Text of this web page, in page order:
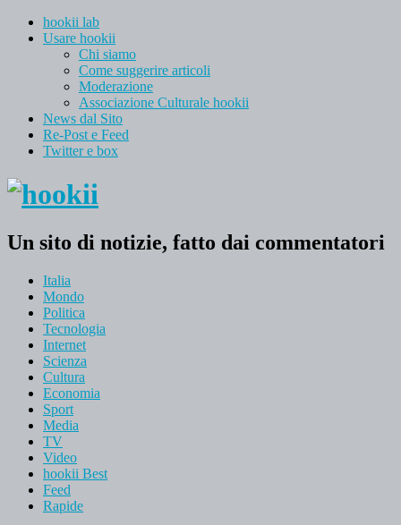
hookii lab
Usare hookii
Chi siamo
Come suggerire articoli
Moderazione
Associazione Culturale hookii
News dal Sito
Re-Post e Feed
Twitter e box
Un sito di notizie, fatto dai commentatori
Italia
Mondo
Politica
Tecnologia
Internet
Scienza
Cultura
Economia
Sport
Media
TV
Video
hookii Best
Feed
Rapide